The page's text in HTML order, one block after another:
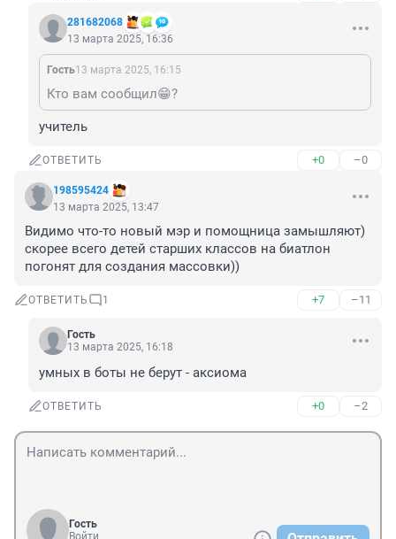
281682068
13 марта 2025, 16:36
Гость13 марта 2025, 16:15
Кто вам сообщил😁?
учитель
ОТВЕТИТЬ +0 –0
198595424
13 марта 2025, 13:47
Видимо что-то новый мэр и помощница замышляют)
скорее всего детей старших классов на биатлон
погонят для создания массовки))
ОТВЕТИТЬ 1 +7 –11
Гость
13 марта 2025, 16:18
умных в боты не берут - аксиома
ОТВЕТИТЬ +0 –2
Гость
Войти